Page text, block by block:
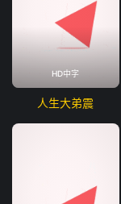
HD中字
人生大弟震